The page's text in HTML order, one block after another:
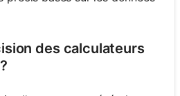
des calculateurs